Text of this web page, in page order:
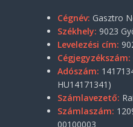
Cégnév: Gasztro
Székhely: 9023
Levelezési cím:
Cégjegyzékszám:
Adószám:
HU14171341)
Számlavezető:
Számlaszám:
00100003